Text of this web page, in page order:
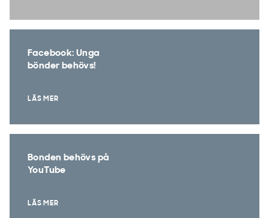
Facebook: Unga
bönder behövs!
LÄS MER
Bonden behövs på
YouTube
LÄS MER